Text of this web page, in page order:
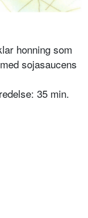
honning som
sojasaucens
35 min.